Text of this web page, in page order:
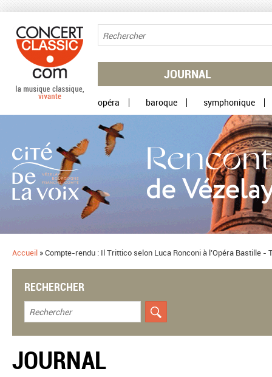
JOURNAL
opéra baroque symphonique
Accueil »Compte-rendu : Il Trittico selon Luca Ronconi à l’Opéra Bastille -
RECHERCHER
JOURNAL